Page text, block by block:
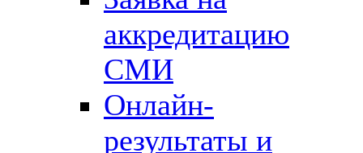
аккредитацию
СМИ
Онлайн-
результаты и